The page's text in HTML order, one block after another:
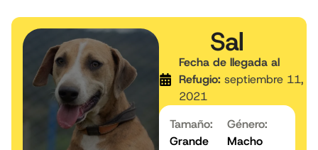
Sal
Fecha de llegada al
Refugio: septiembre 11,
2021
Tamaño:
Grande
Género:
Macho